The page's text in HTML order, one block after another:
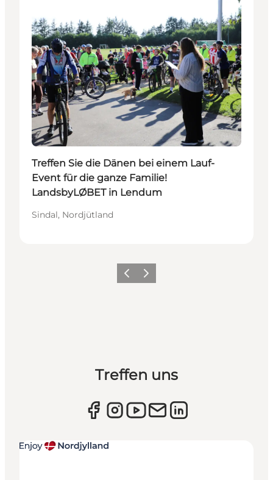
Treffen Sie die Dänen bei einem Lauf-
Event für die ganze Familie!
LandsbyLØBET in Lendum
Sindal, Nordjütland
ZurückWeiter
Treffen uns